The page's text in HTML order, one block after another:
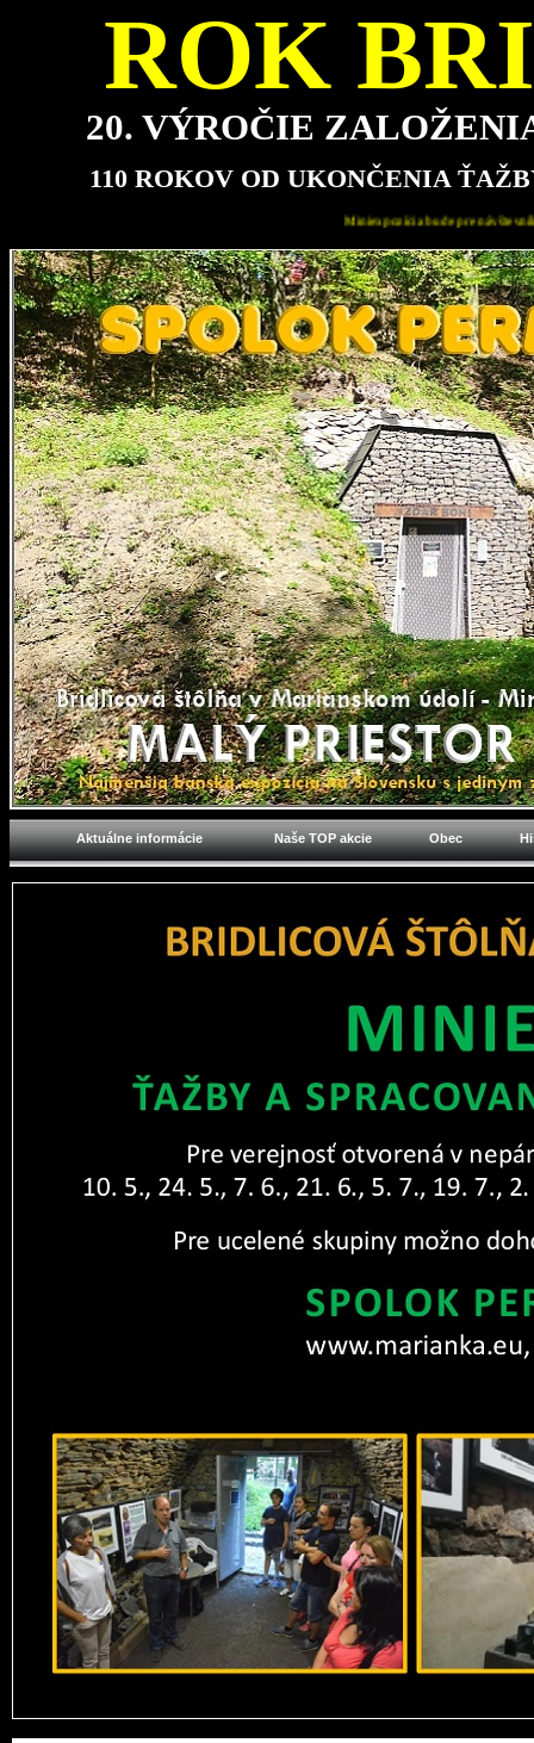
ROK
20. VÝROČIE
110 ROKOV OD UKONČENIA
Miniexpozícia bude pre návštevníkov najbližšie otvorená v nedeľu 16.8.2026 od
Aktuálne informácie Naše TOP akcie Obec